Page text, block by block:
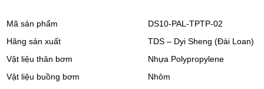
Mã sản phẩm
DS10-PAL-TPTP-02
Hãng sản xuất
TDS – Dyi Sheng (Đài Loan)
Vật liệu thân bơm
Nhựa Polypropylene
Vật liệu buồng bơm
Nhôm